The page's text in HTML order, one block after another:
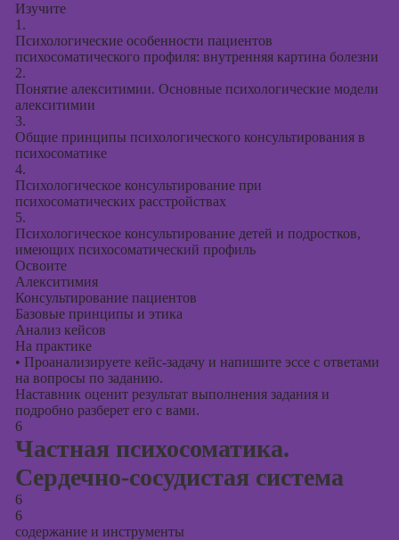
Изучите
1.
Психологические особенности пациентов
психосоматического профиля: внутренняя картина болезни
2.
Понятие алекситимии. Основные психологические модели
алекситимии
3.
Общие принципы психологического консультирования в
психосоматике
4.
Психологическое консультирование при
психосоматических расстройствах
5.
Психологическое консультирование детей и подростков,
имеющих психосоматический профиль
Освоите
Алекситимия
Консультирование пациентов
Базовые принципы и этика
Анализ кейсов
На практике
• Проанализируете кейс-задачу и напишите эссе с ответами
на вопросы по заданию.
Наставник оценит результат выполнения задания и
подробно разберет его с вами.
6
Частная психосоматика.
Сердечно-сосудистая система
6
6
содержание и инструменты